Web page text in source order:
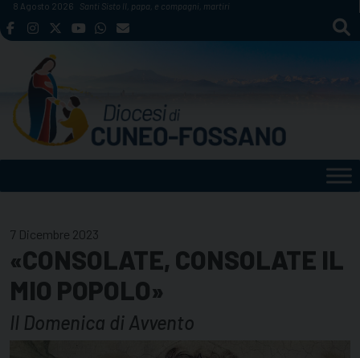
Skip
to
8 Agosto 2026 Santi Sisto II, papa, e compagni, martiri
7 Dicembre 2023
«CONSOLATE, CONSOLATE IL
MIO POPOLO»
II Domenica di Avvento